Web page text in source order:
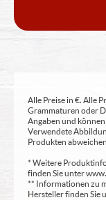
Alle Preise in €. Alle
Grammaturen oder
Angaben und
Verwendete
Produkten
* Weitere
finden Sie unter
** Informationen zu
Hersteller finden